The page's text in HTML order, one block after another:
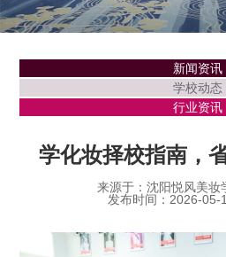
新闻资讯
学校动态
行业资讯
学化妆择校指南，
来源于：沈阳悦风美妆
发布时间：2026-05-